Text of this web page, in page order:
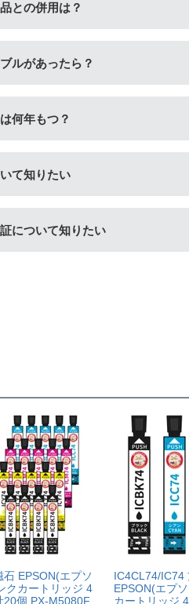
量が多くなるわけではありませ
との併用は？
インクやインクカートリッジと
ルがあったら？
ンタ―についてもプリンターご
何年もつ？
直射日光の当たらない冷暗所で
て知りたい
入日から１年間
した際、サポートスタッフにご
する前に必ず当店までご連絡をい
不要になったから」「注文を間
について知りたい
が原因でトラブルが発生し、サ
る前に、必ず当店へご連絡をいた
が原因でプリンターが故障したこ
の廃インクエラーや廃トナーエラ
出張修理を依頼されてないこと。
石 EPSON(エプソ
クカートリッジ 4
20個 PX-M5080F
IC4CL74/IC74
EPSON(エプ
カートリッジ